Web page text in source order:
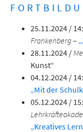
25.11.2024 /
Frankenberg–
28.11.2024 /
Kunst“
04.12.2024 /
„Mit der
05.12.2024 /
„Kreatives